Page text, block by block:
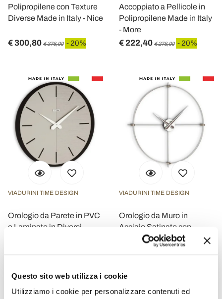
Questo sito web utilizza i cookie
Utilizziamo i cookie per personalizzare contenuti ed
Polipropilene con Texture
Diverse Made in Italy - Nice
€ 300,80 € 376,00 - 20%
Accoppiato a Pellicole in
Polipropilene Made in Italy
- More
€ 222,40 € 278,00 - 20%
VIADURINI TIME DESIGN
Orologio da Parete in PVC
e Laminato in Diversi
VIADURINI TIME DESIGN
Orologio da Muro in
Acciaio Satinato con
Dettagli Cromatici Made in
Italy - Lucky